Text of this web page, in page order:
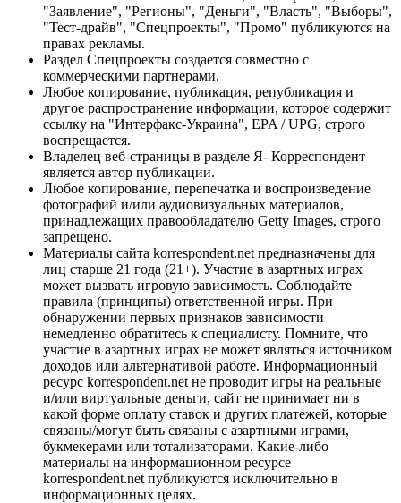
"Заявление", "Регионы", "Деньги", "Власть", "Выборы",
"Тест-драйв", "Спецпроекты", "Промо" публикуются на
правах рекламы.
Раздел Спецпроекты создается совместно с
коммерческими партнерами.
Любое копирование, публикация, републикация и
другое распространение информации, которое содержит
ссылку на "Интерфакс-Украина", EPA / UPG, строго
воспрещается.
Владелец веб-страницы в разделе Я- Корреспондент
является автор публикации.
Любое копирование, перепечатка и воспроизведение
фотографий и/или аудиовизуальных материалов,
принадлежащих правообладателю Getty Images, строго
запрещено.
Материалы сайта korrespondent.net предназначены для
лиц старше 21 года (21+). Участие в азартных играх
может вызвать игровую зависимость. Соблюдайте
правила (принципы) ответственной игры. При
обнаружении первых признаков зависимости
немедленно обратитесь к специалисту. Помните, что
участие в азартных играх не может являться источником
доходов или альтернативой работе. Информационный
ресурс korrespondent.net не проводит игры на реальные
и/или виртуальные деньги, сайт не принимает ни в
какой форме оплату ставок и других платежей, которые
связаны/могут быть связаны с азартными играми,
букмекерами или тотализаторами. Какие-либо
материалы на информационном ресурсе
korrespondent.net публикуются исключительно в
информационных целях.